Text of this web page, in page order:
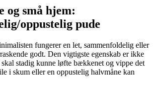
og små hjem:
oppustelig pude
fungerer en let, sammenfoldelig eller
godt. Den vigtigste egenskab er ikke
stadig kunne løfte bækkenet og vippe det
i skum eller en oppustelig halvmåne kan